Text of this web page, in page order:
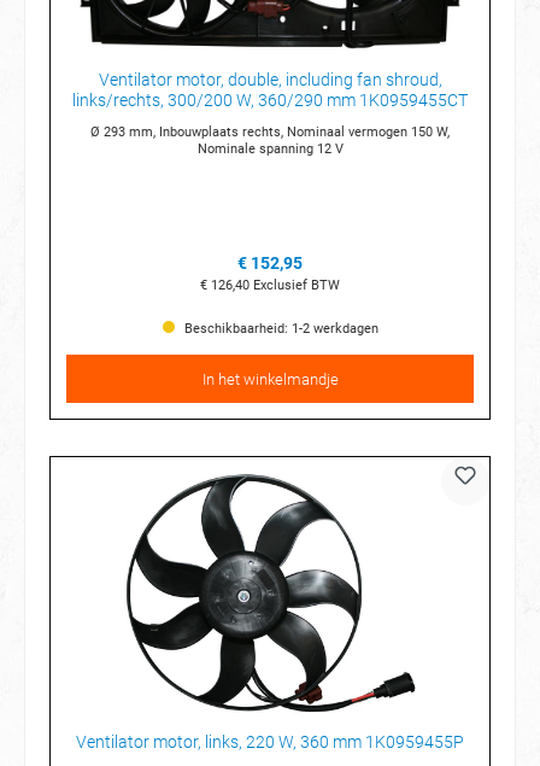
Ventilator motor, double, including fan shroud,
links/rechts, 300/200 W, 360/290 mm 1K0959455CT
Ø 293 mm, Inbouwplaats rechts, Nominaal vermogen 150 W,
Nominale spanning 12 V
€ 152,95
€ 126,40 Exclusief BTW
Beschikbaarheid: 1-2 werkdagen
In het winkelmandje
Ventilator motor, links, 220 W, 360 mm 1K0959455P